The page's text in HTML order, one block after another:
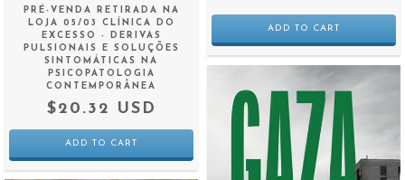
PRÉ-VENDA RETIRADA NA
LOJA 05/03 CLÍNICA DO
EXCESSO - DERIVAS
PULSIONAIS E SOLUÇÕES
SINTOMÁTICAS NA
PSICOPATOLOGIA
CONTEMPORÂNEA
$20.32 USD